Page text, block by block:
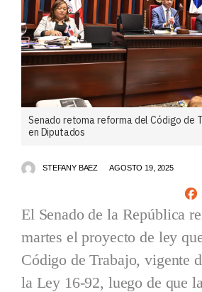
Senado retoma reforma del Código de
en Diputados
STEFANY BAEZ AGOSTO 19, 2025
El Senado de la República
martes el proyecto de ley
Código de Trabajo, vigente
la Ley 16-92, luego de que